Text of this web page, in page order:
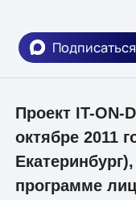
Проект IT-ON-
октябре 2011
программе